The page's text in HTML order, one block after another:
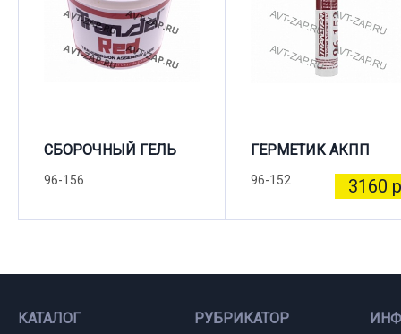
СБОРОЧНЫЙ ГЕЛЬ
96-156
ГЕРМЕТИК АКПП
96-152 3160
КАТАЛОГ РУБРИКАТОР